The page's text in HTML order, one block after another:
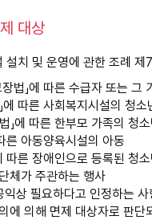
대상
설치 및 운영에 관한 조례
장법」에 따른 수급자 또는 그
에 따른 사회복지시설의 청소
」에 따른 한부모 가족의 청
따른 아동양육시설의 아동
따른 장애인으로 등록된 청
체가 주관하는 행사
익상 필요하다고 인정하는 사
에 의해 면제 대상자로 판